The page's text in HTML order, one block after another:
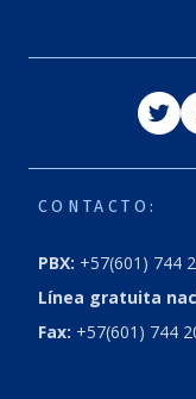
CONTACTO:
PBX: +57(601) 744
Línea gratuita
Fax: +57(601) 744